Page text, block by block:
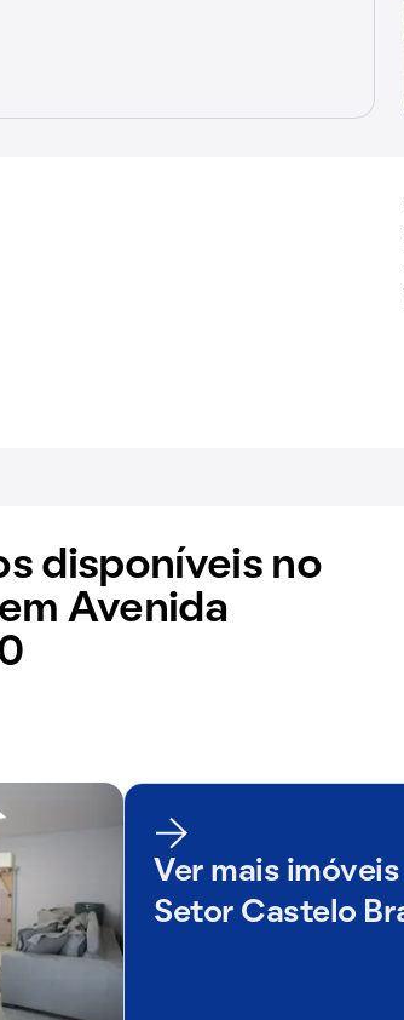
disponíveis no
Avenida
Ver mais imóveis
Setor Castelo